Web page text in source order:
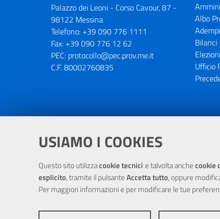
USIAMO I COOKIES
Questo sito utilizzacookie tecnici e talvolta anchecookie
esplicito, tramite il pulsanteAccetta tutto, oppure
Per maggiori informazioni e per modificare le tue
Palazzo dei Leoni - Corso Cavour, 87 -
98122 Messina
Telefono: +39 090 776 1111
Fax: +39 090 776 12 62
PEC: protocollo@pec.prov.me.it
C.F. 80002760835
Albo
Bilanci
Ufficio
Portale realizzato con la